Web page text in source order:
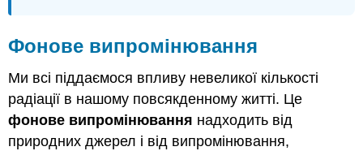
Фонове випромінювання
Ми всі піддаємося впливу невеликої кількості
радіації в нашому повсякденному житті. Це
фонове випромінювання надходить від
природних джерел і від випромінювання,